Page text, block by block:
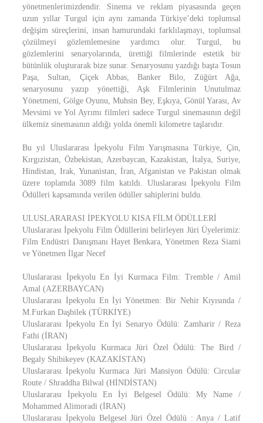
yönetmenlerimizdendir. Sinema ve reklam piyasasında geçen
uzun yıllar Turgul için aynı zamanda Türkiye’deki toplumsal
değişim süreçlerini, insan hamurundaki farklılaşmayı, toplumsal
çözülmeyi gözlemlemesine yardımcı olur. Turgul, bu
gözlemlerini senaryolarında, ürettiği filmlerinde estetik bir
bütünlük oluşturarak bize sunar. Senaryosunu yazdığı başta Tosun
Paşa, Sultan, Çiçek Abbas, Banker Bilo, Züğürt Ağa,
senaryosunu yazıp yönettiği, Aşk Filmlerinin Unutulmaz
Yönetmeni, Gölge Oyunu, Muhsin Bey, Eşkıya, Gönül Yarası, Av
Mevsimi ve Yol Ayrımı filmleri sadece Turgul sinemasının değil
ülkemiz sinemasının aldığı yolda önemli kilometre taşlarıdır.
Bu yıl Uluslararası İpekyolu Film Yarışmasına Türkiye, Çin,
Kırgızistan, Özbekistan, Azerbaycan, Kazakistan, İtalya, Suriye,
Hindistan, Irak, Yunanistan, İran, Afganistan ve Pakistan olmak
üzere toplamda 3089 film katıldı. Uluslararası İpekyolu Film
Ödülleri kapsamında verilen ödüller sahiplerini buldu.
ULUSLARARASI İPEKYOLU KISA FİLM ÖDÜLLERİ
Uluslararası İpekyolu Film Ödüllerini belirleyen Jüri Üyelerimiz:
Film Endüstri Danışmanı Hayet Benkara, Yönetmen Reza Siami
ve Yönetmen İlgar Necef
Uluslararası İpekyolu En İyi Kurmaca Film: Tremble / Amil
Amal (AZERBAYCAN)
Uluslararası İpekyolu En İyi Yönetmen: Bir Nehir Kıyısında /
M.Furkan Daşbilek (TÜRKİYE)
Uluslararası İpekyolu En İyi Senaryo Ödülü: Zamharir / Reza
Fathi (İRAN)
Uluslararası İpekyolu Kurmaca Jüri Özel Ödülü: The Bird /
Begaly Shibikeyev (KAZAKİSTAN)
Uluslararası İpekyolu Kurmaca Jüri Mansiyon Ödülü: Circular
Route / Shraddha Bilwal (HİNDİSTAN)
Uluslararası İpekyolu En İyi Belgesel Ödülü: My Name /
Mohammed Alimoradi (İRAN)
Uluslararası İpekyolu Belgesel Jüri Özel Ödülü : Anya / Latif